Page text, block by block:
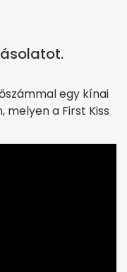
egy kínai
melyen a First Kiss